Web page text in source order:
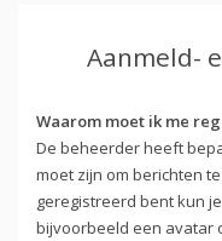
Aanmeld-
Waarom moet ik me
De beheerder heeft
moet zijn om berichten
geregistreerd bent kun
bijvoorbeeld een avatar